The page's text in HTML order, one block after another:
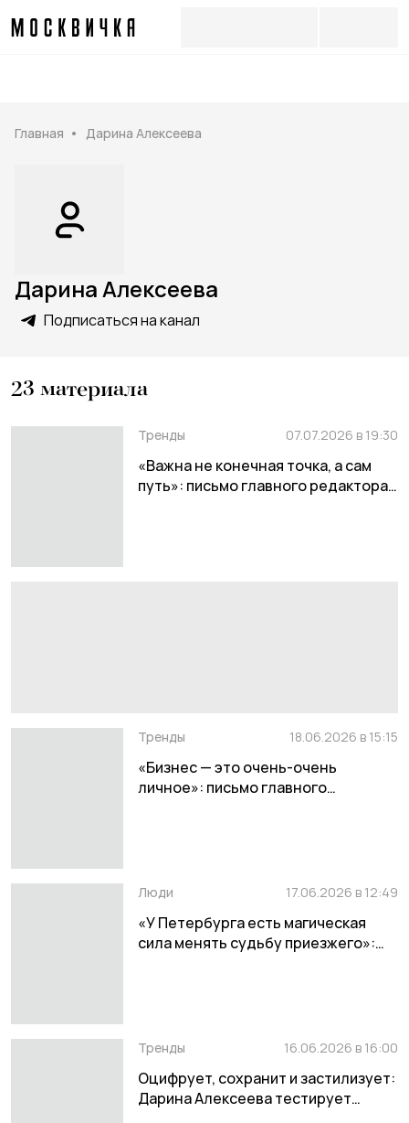
Главная Дарина Алексеева
Дарина Алексеева
Подписаться на канал
23 материала
Тренды 07.07.2026 в 19:30
«Важна не конечная точка, а сам
путь»: письмо главного редактора
Тренды 18.06.2026 в 15:15
«Бизнес — это очень-очень
личное»: письмо главного
Люди 17.06.2026 в 12:49
«У Петербурга есть магическая
сила менять судьбу приезжего»:
Тренды 16.06.2026 в 16:00
Оцифрует, сохранит и застилизует:
Дарина Алексеева тестирует